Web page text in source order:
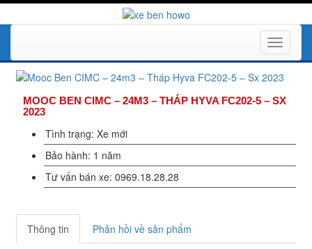
Toggle
MOOC BEN CIMC – 24M3 – THÁP HYVA FC202-5 – SX
2023
Tình trạng: Xe mới
Bảo hành: 1 năm
Tư vấn bán xe: 0969.18.28.28
Thông tin Phản hồi về sản phẩm